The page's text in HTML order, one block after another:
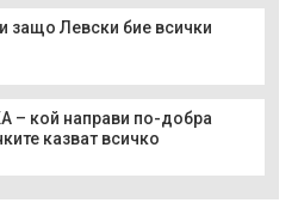
защо Левски бие всички
– кой направи по-добра
казват всичко